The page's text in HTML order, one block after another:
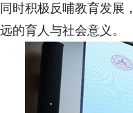
同时积极反哺教育发展
远的育人与社会意义。